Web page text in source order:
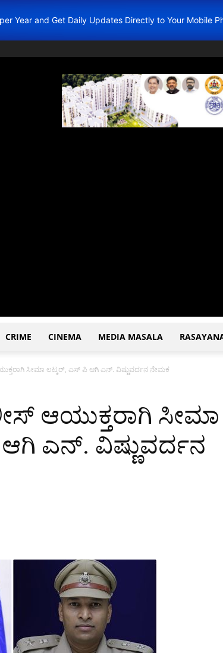
Year and Get Daily Updates Directly to Your Mobile
CRIME CINEMA MEDIA MASALA
ಸೀಮಾ ಲಟ್ಕರ್, ಎಸ್ ಪಿ ಆಗಿ ಎನ್. ವಿಷ್ಣುವರ್ದನ ನೇಮಕ
ಆಯುಕ್ತರಾಗಿ ಸೀಮಾ
ಎನ್. ವಿಷ್ಣುವರ್ದನ